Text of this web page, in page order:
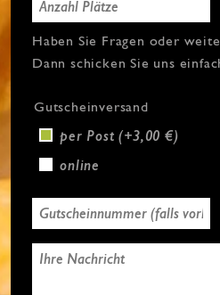
Haben Sie Fragen oder
Dann schicken Sie uns
Gutscheinversand
per Post (+3,00 €)
online